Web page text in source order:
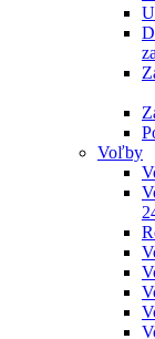
Voľby